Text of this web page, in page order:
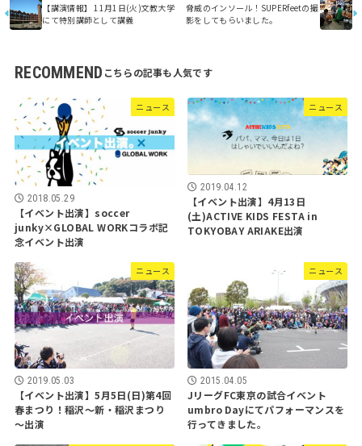
【講演情報】 11月1日(火)文教大学
にて特別講師として講義
脅威のインソール！SUPERfeetの撮
影をしてもらいました。
RECOMMEND
ニュース
2018.05.29
【イベント出演】soccer
junky×GLOBAL WORKコラボ記
念イベント出演
ニュース
2019.04.12
【イベント出演】4月13日
(土)ACTIVE KIDS FESTA in
TOKYOBAY ARIAKE出演
ニュース
2019.05.03
【イベント出演】5月5日(日)第4回
春まつり！稲沢～新・稲沢まつり
～出演
ニュース
2015.04.05
JリーグFC東京の試合イベント
umbro Dayにてパフォーマンスを
行ってきました。